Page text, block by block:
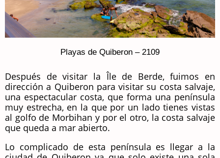
Playas de Quiberon – 2109
Después de visitar la Île de Berde, fuimos en
dirección a Quiberon para visitar su costa salvaje,
una espectacular costa, que forma una península
muy estrecha, en la que por un lado tienes vistas
al golfo de Morbihan y por el otro, la costa salvaje
que queda a mar abierto.
Lo complicado de esta península es llegar a la